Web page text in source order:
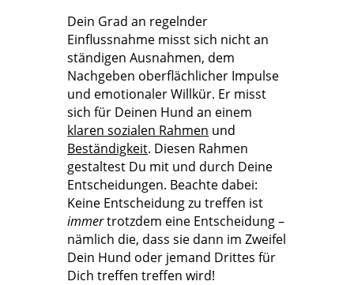
Dein Grad an regelnder
Einflussnahme misst sich nicht an
ständigen Ausnahmen, dem
Nachgeben oberflächlicher Impulse
und emotionaler Willkür. Er misst
sich für Deinen Hund an einem
klaren sozialen Rahmen und
Beständigkeit. Diesen Rahmen
gestaltest Du mit und durch Deine
Entscheidungen. Beachte dabei:
Keine Entscheidung zu treffen ist
immertrotzdem eine Entscheidung –
nämlich die, dass sie dann im Zweifel
Dein Hund oder jemand Drittes für
Dich treffen treffen wird!